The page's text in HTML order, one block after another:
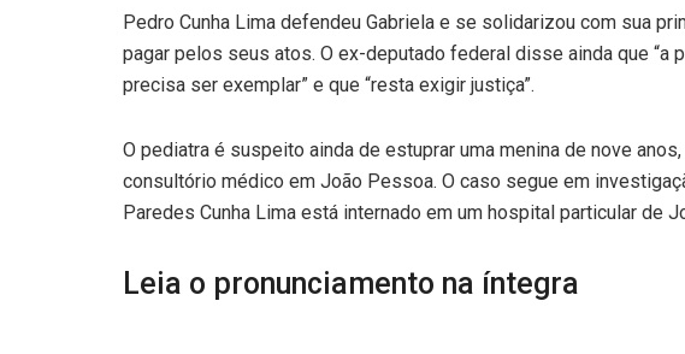
Pedro Cunha Lima defendeu Gabriela e se solidarizou com sua
pagar pelos seus atos. O ex-deputado federal disse ainda que “a
precisa ser exemplar” e que “resta exigir justiça”.
O pediatra é suspeito ainda de estuprar uma menina de nove
consultório médico em João Pessoa. O caso segue em
Paredes Cunha Lima está internado em um hospital particular de
Leia o pronunciamento na íntegra